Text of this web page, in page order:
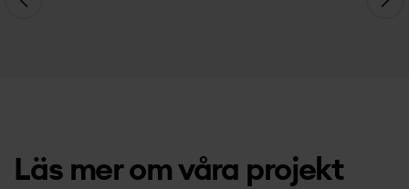
Läs mer om våra projekt